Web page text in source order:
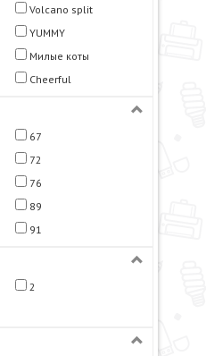
Volcano split
YUMMY
Милые коты
Сheerful
67
72
76
89
91
2